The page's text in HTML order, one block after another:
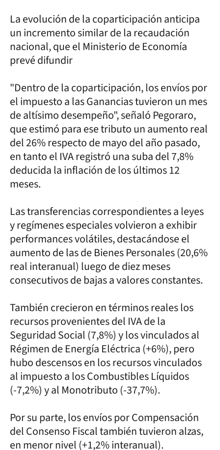
La evolución de la coparticipación anticipa
un incremento similar de la recaudación
nacional, que el Ministerio de Economía
prevé difundir
"Dentro de la coparticipación, los envíos por
el impuesto a las Ganancias tuvieron un mes
de altísimo desempeño", señaló Pegoraro,
que estimó para ese tributo un aumento real
del 26% respecto de mayo del año pasado,
en tanto el IVA registró una suba del 7,8%
deducida la inflación de los últimos 12
meses.
Las transferencias correspondientes a leyes
y regímenes especiales volvieron a exhibir
performances volátiles, destacándose el
aumento de las de Bienes Personales (20,6%
real interanual) luego de diez meses
consecutivos de bajas a valores constantes.
También crecieron en términos reales los
recursos provenientes del IVA de la
Seguridad Social (7,8%) y los vinculados al
Régimen de Energía Eléctrica (+6%), pero
hubo descensos en los recursos vinculados
al impuesto a los Combustibles Líquidos
(-7,2%) y al Monotributo (-37,7%).
Por su parte, los envíos por Compensación
del Consenso Fiscal también tuvieron alzas,
en menor nivel (+1,2% interanual).